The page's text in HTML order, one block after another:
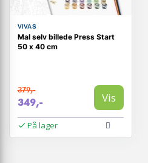
VIVAS
Mal selv billede Press Start
50 x 40 cm
379,-
349,- Vis
På lager